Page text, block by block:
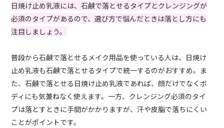
日焼け止め乳液には、石鹸で落とせるタイプとクレンジングが
必須のタイプがあるので、選び方で悩んだときは落とし方にも
注目しましょう。
普段から石鹸で落とせるメイク用品を使っている人は、日焼け
止め乳液も石鹸で落とせるタイプで統一するのがおすすめ。ま
た、石鹸で落とせる日焼け止め乳液であれば、顔だけでなくボ
ディにも気兼ねなく使えます。一方、クレンジング必須のタイ
プは落とすときに手間がかかりますが、汗や皮脂で落ちにくい
ことがポイントです。